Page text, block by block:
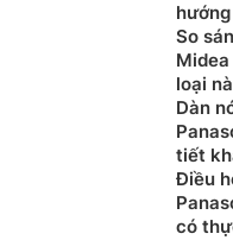
So
loại
Dàn
tiết
Điều
có